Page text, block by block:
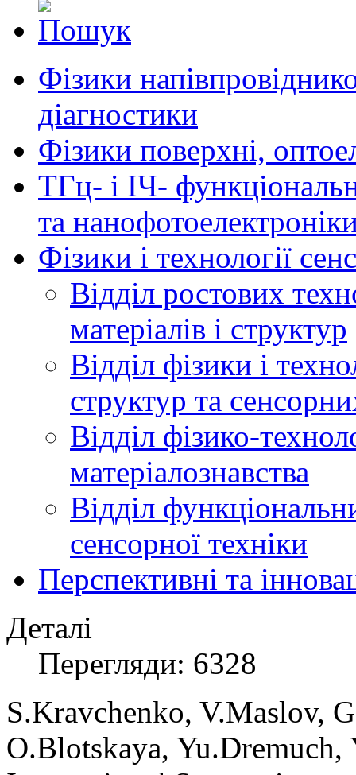
Фізики
діагностики
Фізики поверхні,
ТГц- і ІЧ-
та
Фізики і технології
Відділ ростових
матеріалів і структур
Відділ фізики і
структур та
Відділ фізико-
матеріалознавства
Відділ
сенсорної техніки
Перспективні та
Деталі
Перегляди: 6328
S.Kravchenko, V.Maslov, G
O.Blotskaya, Yu.Dremuch,